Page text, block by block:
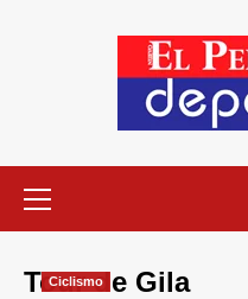
Tour de Gila
Ciclismo